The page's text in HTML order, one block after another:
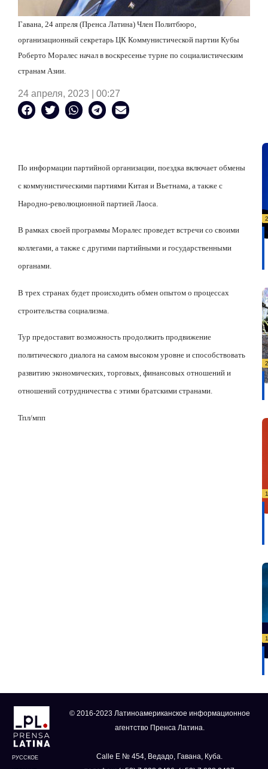
Гавана, 24 апреля (Пренса Латина) Член Политбюро,
организационный секретарь ЦК Коммунистической партии Кубы
Роберто Моралес начал в воскресенье турне по социалистическим
странам Азии.
24 апреля, 2023 | 00:27
По информации партийной организации, поездка включает обмены
с коммунистическими партиями Китая и Вьетнама, а также с
Народно-революционной партией Лаоса.
В рамках своей программы Моралес проведет встречи со своими
коллегами, а также с другими партийными и государственными
органами.
В трех странах будет происходить обмен опытом о процессах
строительства социализма.
Тур предоставит возможность продолжить продвижение
политического диалога на самом высоком уровне и способствовать
развитию экономических, торговых, финансовых отношений и
отношений сотрудничества с этими братскими странами.
Тпл/мпп
РУССКОЕ
© 2016-2023 Латиноамериканское информационное
агентство Пренса Латина.
Calle E № 454, Ведадо, Гавана, Куба.